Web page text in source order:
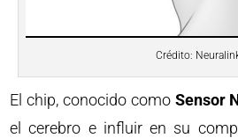
Crédito:
El chip, conocido como Sensor
el cerebro e influir en su